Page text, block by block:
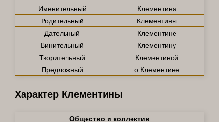
Именительный
Клементина
Родительный
Клементины
Дательный
Клементине
Винительный
Клементину
Творительный
Клементиной
Предложный
о Клементине
Характер Клементины
Общество и коллектив